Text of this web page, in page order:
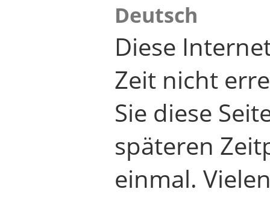
Deutsch
Diese
Zeit nicht
Sie diese
späteren
einmal.